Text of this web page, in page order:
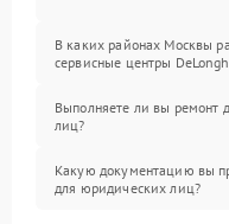
В каких районах Москвы
сервисные центры
Выполняете ли вы ремонт
лиц?
Какую документацию вы
для юридических лиц?